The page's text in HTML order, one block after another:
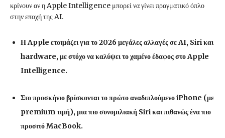
κρίνουν αν η Apple Intelligence μπορεί να γίνει πραγματικό όπλο
στην εποχή της AI.
Η Apple ετοιμάζει για το 2026 μεγάλες αλλαγές σε AI, Siri και
hardware, με στόχο να καλύψει το χαμένο έδαφος στο Apple
Intelligence.
Στο προσκήνιο βρίσκονται το πρώτο αναδιπλούμενο iPhone (με
premium τιμή), μια πιο συνομιλιακή Siri και πιθανώς ένα πιο
προσιτό MacBook.